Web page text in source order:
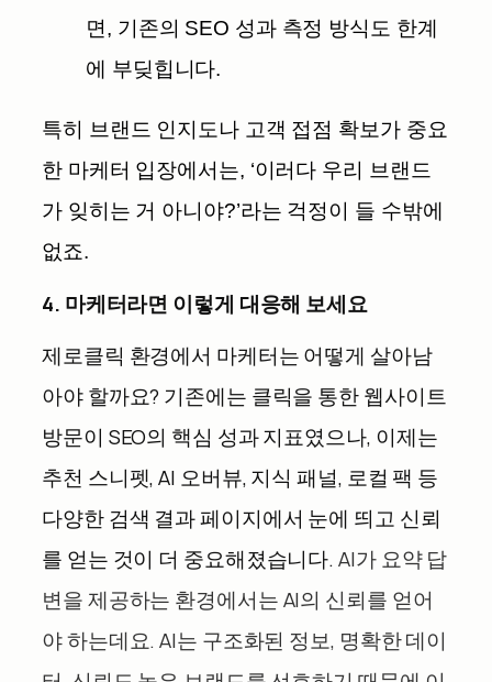
면, 기존의 SEO 성과 측정 방식도 한계
에 부딪힙니다.
특히 브랜드 인지도나 고객 접점 확보가 중요
한 마케터 입장에서는, ‘이러다 우리 브랜드
가 잊히는 거 아니야?’라는 걱정이 들 수밖에
없죠.
4. 마케터라면 이렇게 대응해 보세요
제로클릭 환경에서 마케터는 어떻게 살아남
아야 할까요? 기존에는 클릭을 통한 웹사이트
방문이 SEO의 핵심 성과 지표였으나, 이제는
추천 스니펫, AI 오버뷰, 지식 패널, 로컬 팩 등
다양한 검색 결과 페이지에서 눈에 띄고 신뢰
를 얻는 것이 더 중요해졌습니다.AI가 요약 답
변을 제공하는 환경에서는 AI의 신뢰를 얻어
야 하는데요. AI는 구조화된 정보, 명확한 데이